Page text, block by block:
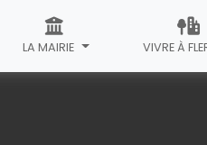
LA MAIRIE VIVRE À